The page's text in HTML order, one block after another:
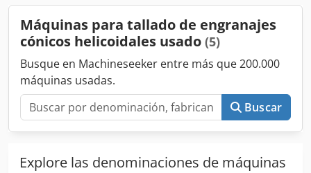
Máquinas para tallado de engranajes
cónicos helicoidales usado (5)
Busque en Machineseeker entre más que 200.000
máquinas usadas.
Buscar
Explore las denominaciones de máquinas